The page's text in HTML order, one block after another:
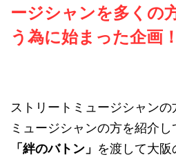
ージシャンを多くの
う為に始まった企画
ストリートミュージシャンの
ミュージシャンの方を紹介し
「絆のバトン」 を渡して大